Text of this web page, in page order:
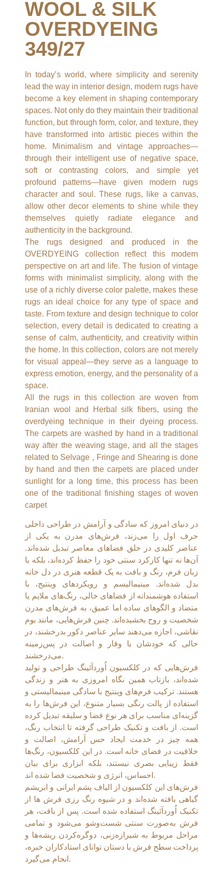
WOOL & SILK
OVERDYEING
349/27
In today’s world, where simplicity and serenity
lead the way in interior design, modern rugs have
become a key element in shaping contemporary
spaces. Not only do they maintain their traditional
function, but through form, color, and texture, they
have transformed into artistic pieces within the
home. Minimalism and vintage approaches—
through their intelligent use of negative space,
soft or contrasting colors, and simple yet
profound patterns—have given modern rugs
character and soul. These rugs, like a canvas,
allow other decor elements to shine while they
themselves quietly radiate elegance and
authenticity in the background.
The rugs designed and produced in the
OVERDYEING collection reflect this modern
perspective on art and life. The fusion of vintage
forms with minimalist simplicity, along with the
use of a richly diverse color palette, makes these
rugs an ideal choice for any type of space and
taste. From texture and design technique to color
selection, every detail is dedicated to creating a
sense of calm, authenticity, and creativity within
the home. In this collection, colors are not merely
for visual appeal—they serve as a language to
express emotion, energy, and the personality of a
space.
All the rugs in this collection are woven from
Iranian wool and Herbal silk fibers, using the
overdyeing technique in their dyeing process.
The carpets are washed by hand in a traditional
way after the weaving stage, and all the stages
related to Selvage , Fringe and Shearing is done
by hand and then the carpets are placed under
sunlight for a long time, this process has been
one of the traditional finishing stages of woven
carpet
در دنیای امروز که سادگی و آرامش در طراحی داخلی
حرف اول را می‌زند، فرش‌های مدرن به یکی از
عناصر کلیدی در خلق فضاهای معاصر تبدیل شده‌اند.
آن‌ها نه تنها کارکرد سنتی خود را حفظ کرده‌اند، بلکه با
زبان فرم، رنگ و بافت به یک قطعه هنری در دل خانه
بدل شده‌اند. مینیمالیسم و رویکردهای وینتیج، با
استفاده هوشمندانه از فضاهای خالی، رنگ‌های ملایم یا
متضاد و الگوهای ساده اما عمیق، به فرش‌های مدرن
شخصیت و روح بخشیده‌اند. چنین فرش‌هایی، مانند بوم
نقاشی، اجازه می‌دهند سایر عناصر دکور بدرخشند، در
حالی که خودشان با وقار و اصالت در پس‌زمینه
می‌درخشند.
فرش‌هایی که در کلکسیون اُوردآئينگ طراحی و تولید
شده‌اند، بازتاب همین نگاه امروزی به هنر و زندگی
هستند. ترکیب فرم‌های وینتیج با سادگی مینیمالیستی و
استفاده از پالت رنگی بسیار متنوع، این فرش‌ها را به
گزینه‌ای مناسب برای هر نوع فضا و سلیقه تبدیل کرده
است. از بافت و تکنیک طراحی گرفته تا انتخاب رنگ،
همه چیز در خدمت ایجاد حس آرامش، اصالت و
خلاقیت در فضای خانه است. در این کلکسیون، رنگ‌ها
فقط زیبایی بصری نیستند، بلکه ابزاری برای بیان
احساس، انرژی و شخصیت فضا شده اند.
فرش‌های این کلکسیون از الیاف پشم ایرانی و ابریشم
گیاهی بافته شده‌اند و در شیوه رنگ رزی فرش ها از
تکنیک اُوردآئينگ استفاده شده است. پس از بافت، هر
فرش به‌صورت سنتی شست‌وشو می‌شود و تمامی
مراحل مربوط به شیرازه‌زنی، دوگره‌کردن ریشه‌ها و
پرداخت سطح فرش با دستان توانای استادکاران خبره،
انجام می‌گیرد.